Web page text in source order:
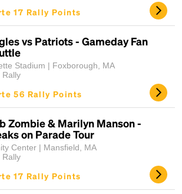
17 Rally Points
vs Patriots - Gameday Fan
Stadium | Foxborough, MA
Rally
56 Rally Points
Zombie & Marilyn Manson -
on Parade Tour
Center | Mansfield, MA
Rally
17 Rally Points